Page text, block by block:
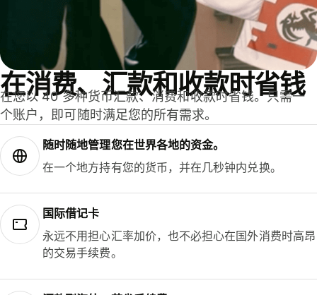
在消费、汇款和收款时省钱
在您以 40 多种货币汇款、消费和收款时省钱。只需一
个账户，即可随时满足您的所有需求。
随时随地管理您在世界各地的资金。
在一个地方持有您的货币，并在几秒钟内兑换。
国际借记卡
永远不用担心汇率加价，也不必担心在国外消费时高昂
的交易手续费。